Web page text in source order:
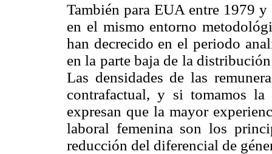
También para EUA entre 1979
en el mismo entorno
han decrecido en el periodo
en la parte baja de la
Las densidades de las
contrafactual, y si tomamos la
expresan que la mayor
laboral femenina son los
reducción del diferencial de